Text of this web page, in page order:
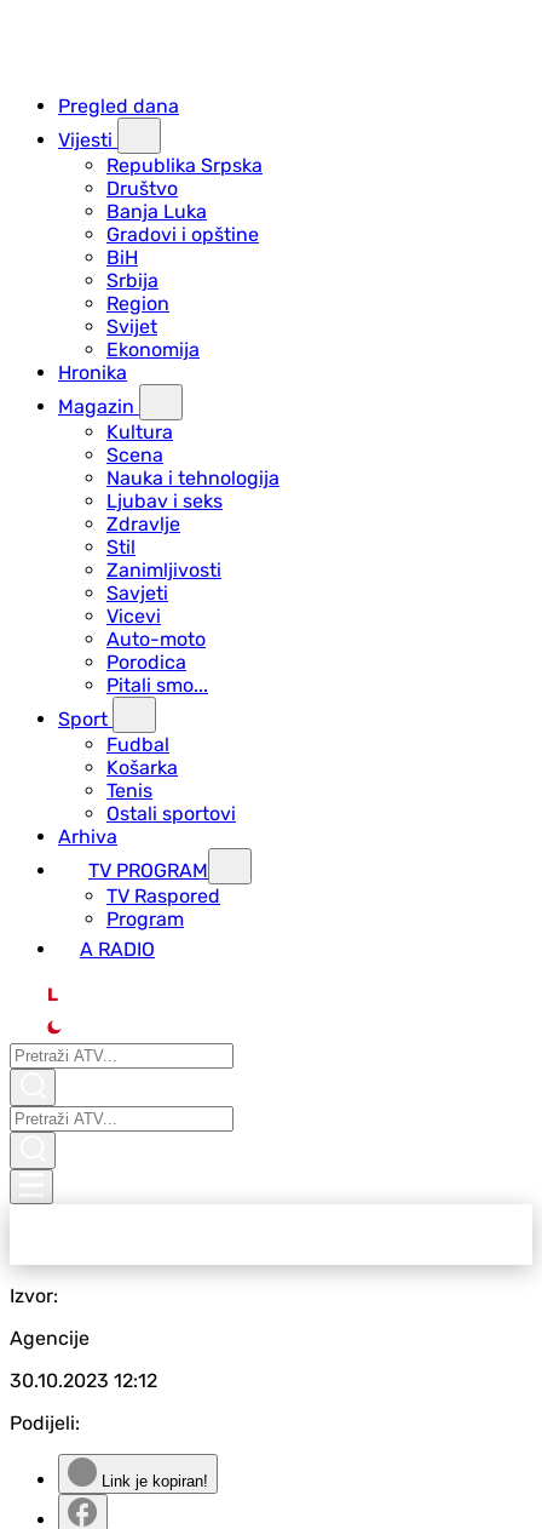
Pregled dana
Vijesti
Republika Srpska
Društvo
Banja Luka
Gradovi i opštine
BiH
Srbija
Region
Svijet
Ekonomija
Hronika
Magazin
Kultura
Scena
Nauka i tehnologija
Ljubav i seks
Zdravlje
Stil
Zanimljivosti
Savjeti
Vicevi
Auto-moto
Porodica
Pitali smo...
Sport
Fudbal
Košarka
Tenis
Ostali sportovi
Arhiva
TV PROGRAM
ТV Raspored
Program
A RADIO
L
Izvor:
Agencije
30.10.2023 12:12
Podijeli:
Link je kopiran!